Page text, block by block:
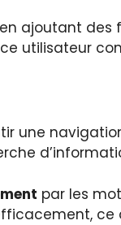
ajoutant
utilisateur
une
par les